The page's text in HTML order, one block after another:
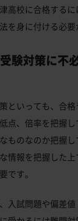
高校に合格する
を身に付ける必要
験対策に不
といっても、合
点、倍率を把握
ものなのか把握
情報を把握した
です。
入試問題や偏差